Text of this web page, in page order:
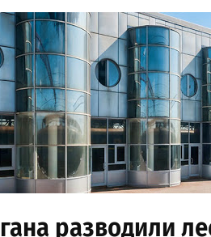
разводили